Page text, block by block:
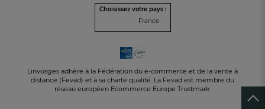
PAIEMENT EN 3 FOISsans frais avec Alma
Choisissez votre pays :
France
Linvosges adhère à la Fédération du e-commerce et de la vente à
distance (Fevad) et à sa charte qualité. La Fevad est membre du
réseau européen Ecommerce Europe Trustmark.